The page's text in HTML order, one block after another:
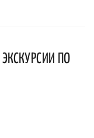
ЭКСКУРСИИ ПО